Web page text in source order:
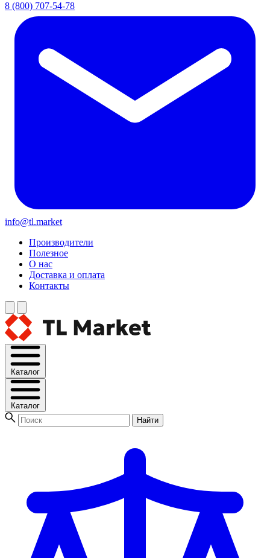
8 (800) 707-54-78
info@tl.market
Производители
Полезное
О нас
Доставка и оплата
Контакты
Каталог
Каталог
Найти